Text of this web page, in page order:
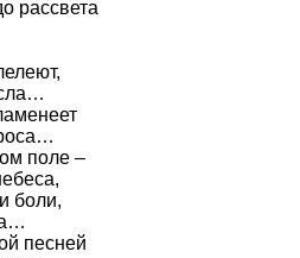
рассвета
поле –
боли,
песней